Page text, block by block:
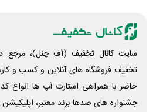
سایت کانال تخفیف (آف چنل)، مرجع
تخفیف فروشگاه های آنلاین و کسب و‌
حاضر با همراهی استارت آپ ها انواع
جشنواره های صدها برند معتبر،